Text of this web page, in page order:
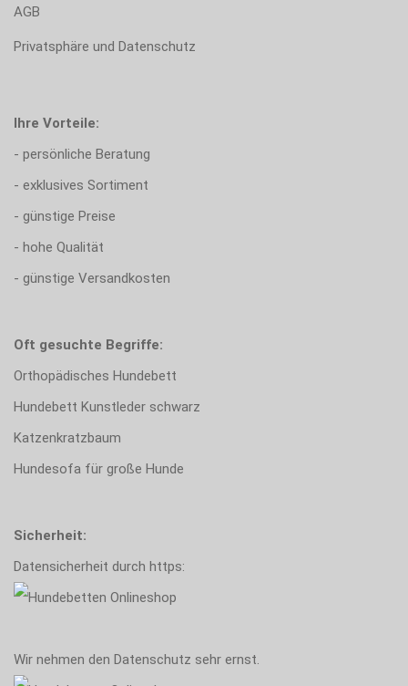
AGB
Privatsphäre und Datenschutz
Ihre Vorteile:
- persönliche Beratung
- exklusives Sortiment
- günstige Preise
- hohe Qualität
- günstige Versandkosten
Oft gesuchte Begriffe:
Orthopädisches Hundebett
Hundebett Kunstleder schwarz
Katzenkratzbaum
Hundesofa für große Hunde
Sicherheit:
Datensicherheit durch https:
Wir nehmen den Datenschutz sehr ernst.